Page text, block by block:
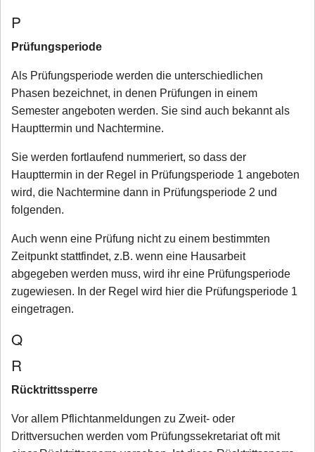
P
Prüfungsperiode
Als Prüfungsperiode werden die unterschiedlichen
Phasen bezeichnet, in denen Prüfungen in einem
Semester angeboten werden. Sie sind auch bekannt als
Haupttermin und Nachtermine.
Sie werden fortlaufend nummeriert, so dass der
Haupttermin in der Regel in Prüfungsperiode 1 angeboten
wird, die Nachtermine dann in Prüfungsperiode 2 und
folgenden.
Auch wenn eine Prüfung nicht zu einem bestimmten
Zeitpunkt stattfindet, z.B. wenn eine Hausarbeit
abgegeben werden muss, wird ihr eine Prüfungsperiode
zugewiesen. In der Regel wird hier die Prüfungsperiode 1
eingetragen.
Q
R
Rücktrittssperre
Vor allem Pflichtanmeldungen zu Zweit- oder
Drittversuchen werden vom Prüfungssekretariat oft mit